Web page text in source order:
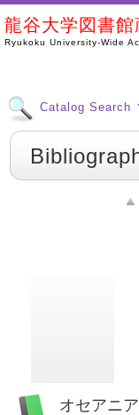
龍谷大学図書
Ryukoku University-Wide
Catalog Search
オセアニ